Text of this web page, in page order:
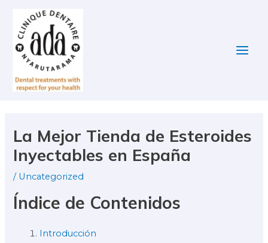
content
La Mejor Tienda de Esteroides
Inyectables en España
/ Uncategorized
Índice de Contenidos
Introducción
navigation